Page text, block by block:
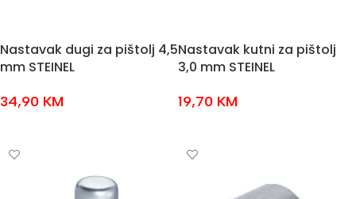
Nastavak dugi za pištolj 4,5
mm STEINEL
34,90 KM
Nastavak kutni za pištolj
3,0 mm STEINEL
19,70 KM